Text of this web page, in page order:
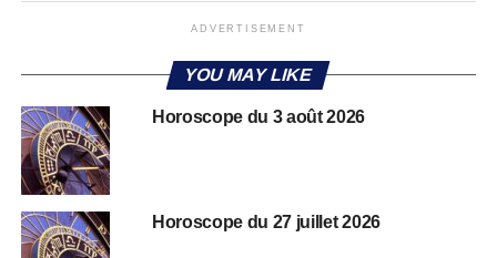
ADVERTISEMENT
YOU MAY LIKE
Horoscope du 3 août 2026
Horoscope du 27 juillet 2026